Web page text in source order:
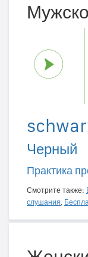
Черный
Практика
Смотрите также:
слушания,